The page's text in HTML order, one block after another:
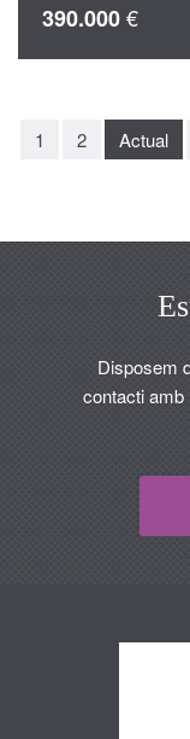
390.000€
1 2 Actual
Disposem
contacti amb